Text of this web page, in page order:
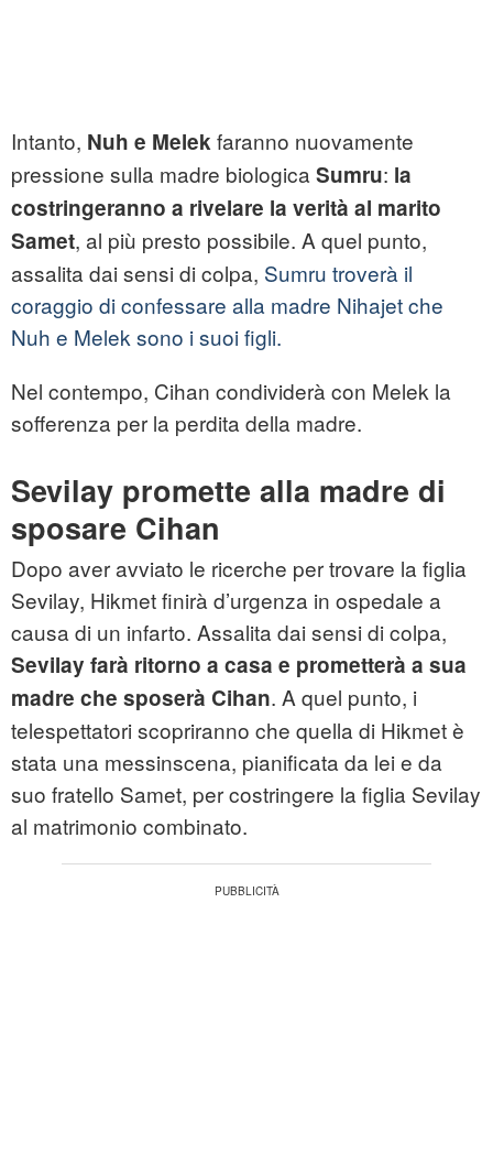
Intanto, Nuh e Melekfaranno nuovamente
pressione sulla madre biologica Sumru: la
costringeranno a rivelare la verità al marito
Samet, al più presto possibile. A quel punto,
assalita dai sensi di colpa, Sumru troverà il
coraggio di confessare alla madre Nihajet che
Nuh e Melek sono i suoi figli.
Nel contempo, Cihan condividerà con Melek la
sofferenza per la perdita della madre.
Sevilay promette alla madre di
sposare Cihan
Dopo aver avviato le ricerche per trovare la figlia
Sevilay, Hikmet finirà d’urgenza in ospedale a
causa di un infarto. Assalita dai sensi di colpa,
Sevilay farà ritorno a casa e prometterà a sua
madre che sposerà Cihan. A quel punto, i
telespettatori scopriranno che quella di Hikmet è
stata una messinscena, pianificata da lei e da
suo fratello Samet, per costringere la figlia Sevilay
al matrimonio combinato.